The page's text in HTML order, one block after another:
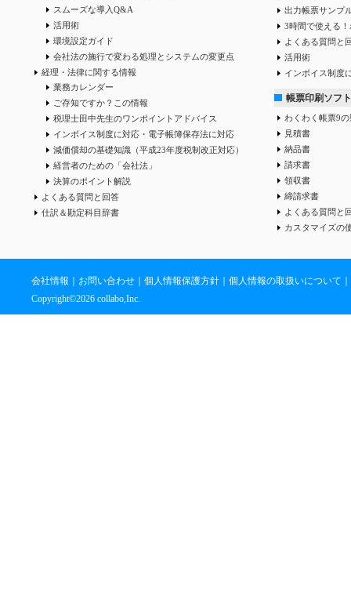
スムーズな導入Q&A
活用術
環境設定ガイド
会社法の施行で変わる処理とシステムの変更点
経理・法律に関する情報
業務カレンダー
ご存知ですか？この情報
税理士田中先生のワンポイントアドバイス
インボイス制度に対応・電子帳簿保存法に対応
減価償却の基礎知識（平成23年度税制改正対応）
経営者のための「会社法」
決算のポイント解説
よくある質問と回答
仕訳＆勘定科目辞書
出力帳票サンプ
3時間で使える
よくある質問と
活用術
インボイス制度
帳票印刷ソフト
わくわく帳票9
見積書
納品書
請求書
領収書
締請求書
よくある質問と
カスタマイズの
会社情報 ｜ お問い合わせ ｜ 個人情報保護方針 ｜ 個人情報の取扱いについて ｜
Copyright©2026 collabo,Inc.